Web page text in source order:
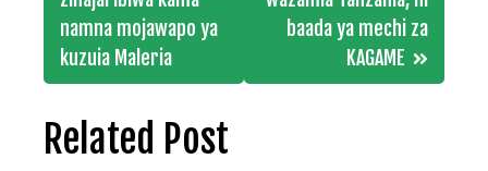
namna mojawapo ya
kuzuia Maleria
baada ya mechi za
KAGAME
Related Post